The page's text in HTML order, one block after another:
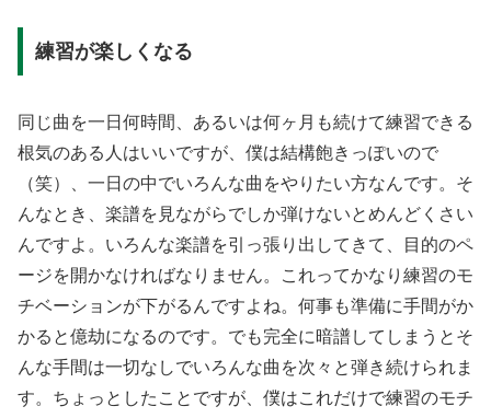
練習が楽しくなる
同じ曲を一日何時間、あるいは何ヶ月も続けて練習できる
根気のある人はいいですが、僕は結構飽きっぽいので
（笑）、一日の中でいろんな曲をやりたい方なんです。そ
んなとき、楽譜を見ながらでしか弾けないとめんどくさい
んですよ。いろんな楽譜を引っ張り出してきて、目的のペ
ージを開かなければなりません。これってかなり練習のモ
チベーションが下がるんですよね。何事も準備に手間がか
かると億劫になるのです。でも完全に暗譜してしまうとそ
んな手間は一切なしでいろんな曲を次々と弾き続けられま
す。ちょっとしたことですが、僕はこれだけで練習のモチ